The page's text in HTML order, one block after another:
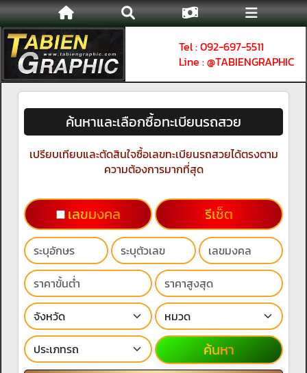
Tel : 092-697-5511
Line : @TABIENGRAPHIC
ค้นหาและเลือกซื้อทะเบียนรถสวย
เปรียบเทียบและตัดสินใจซื้อเลขทะเบียนรถสวยได้ตรงตาม
ความต้องการมากที่สุด
เลขมงคล รีเช็ต
ค้นหา